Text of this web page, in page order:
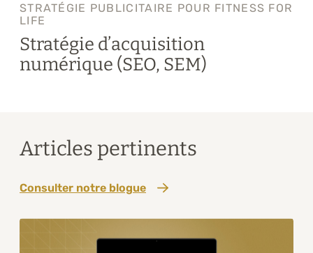
STRATÉGIE PUBLICITAIRE POUR FITNESS FOR
LIFE
Stratégie d’acquisition
numérique (SEO, SEM)
Articles pertinents
Consulter notre blogue